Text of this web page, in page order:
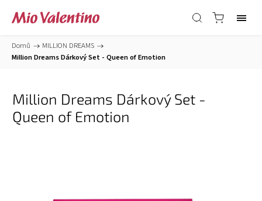
Domů / MILLION DREAMS /
Million Dreams Dárkový Set - Queen of Emotion
Million Dreams Dárkový Set -
Queen of Emotion